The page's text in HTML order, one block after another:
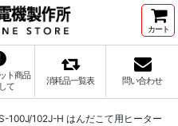
カート
ト商品
て
消耗品一覧表 問い合わせ
100J/102J-H はんだこて用ヒーター